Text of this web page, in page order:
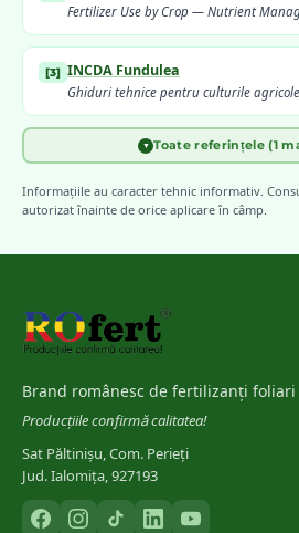
Fertilizer Use by Crop — Nutrient
[3] INCDA Fundulea
Ghiduri tehnice pentru culturile
Meier, U. (ed.) — Julius Kühn-
▼ Toate referințele (1
Informațiile au caracter tehnic informativ.
autorizat înainte de orice aplicare în câmp.
Brand românesc de fertilizanți
Producțiile confirmă calitatea!
Sat Păltinișu, Com. Perieți
Jud. Ialomița, 927193